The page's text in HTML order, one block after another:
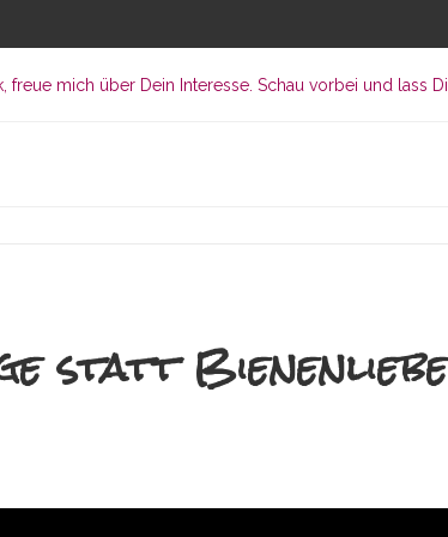
statt Bienenliebe